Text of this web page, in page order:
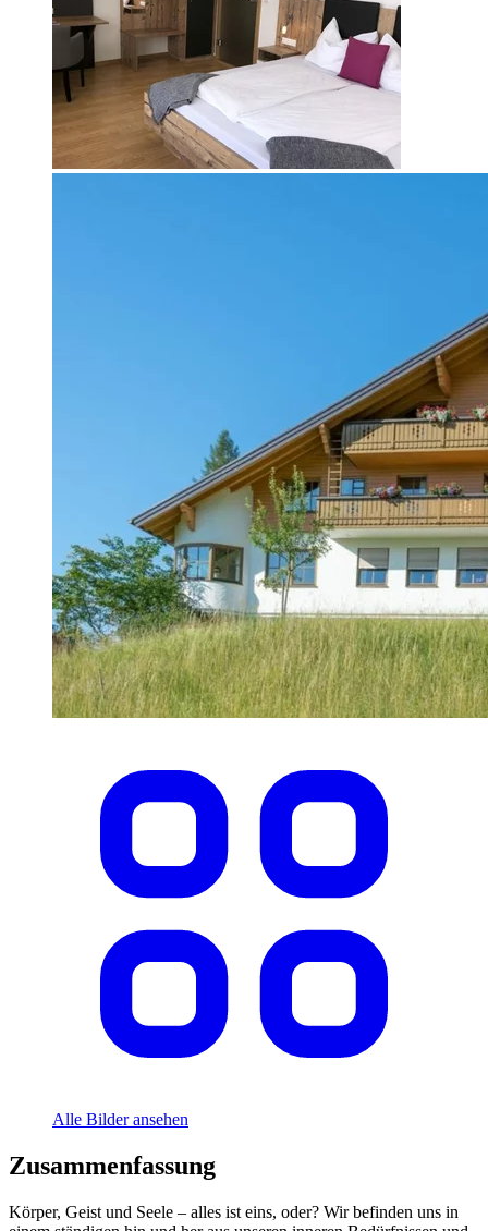
Alle Bilder ansehen
Zusammenfassung
Körper, Geist und Seele – alles ist eins, oder? Wir befinden uns in